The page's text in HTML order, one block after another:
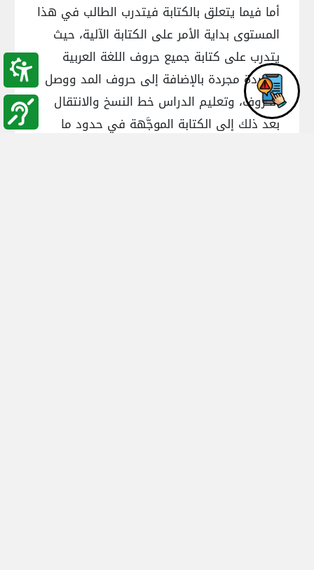
أما فيما يتعلق بالكتابة فيتدرب الطالب في هذا
المستوى بداية الأمر على الكتابة الآلية، حيث
يتدرب على كتابة جميع حروف اللغة العربية
منفردة مجردة بالإضافة إلى حروف المد ووصل
الحروف، وتعليم الدراس خط النسخ والانتقال
بعد ذلك إلى الكتابة الموجَّهة في حدود ما